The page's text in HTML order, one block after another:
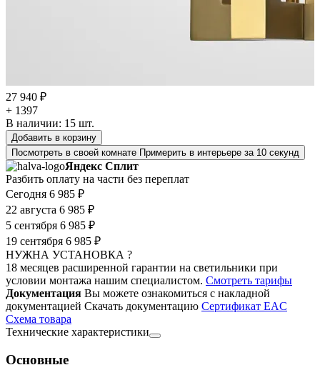
27 940 ₽
+ 1397
В наличии: 15 шт.
Добавить в корзину
Посмотреть в своей комнате Примерить в интерьере за 10 секунд
Яндекс Сплит
Разбить оплату на части без переплат
Сегодня 6 985 ₽
22 августа 6 985 ₽
5 сентября 6 985 ₽
19 сентября 6 985 ₽
НУЖНА УСТАНОВКА ?
18 месяцев расширенной гарантии на светильники при
условии монтажа нашим специалистом. Смотреть тарифы
Документация Вы можете ознакомиться с накладной
документацией Скачать документацию Cертификат EAC
Cхема товара
Технические характеристики
Основные